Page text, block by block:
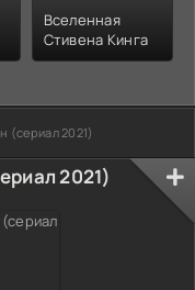
Вселенная
Стивена Кинга
(сериал 2021)
2021)